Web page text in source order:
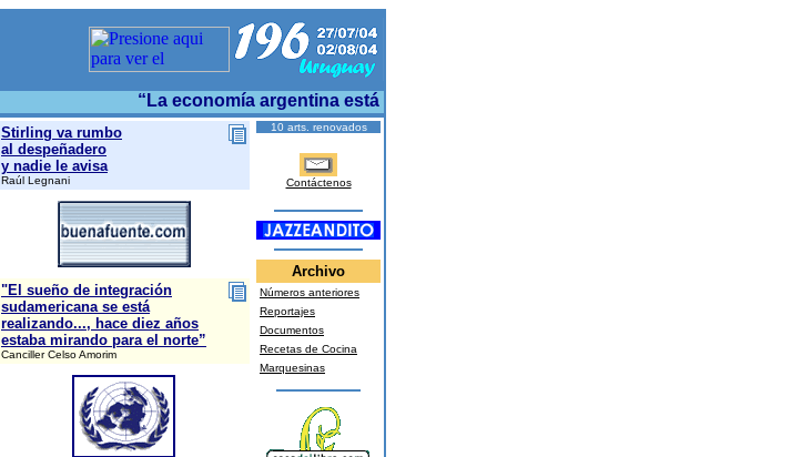
“La economía argentina está en una situación difícil y necesitamos ser
Stirling va rumbo
al despeñadero
y nadie le avisa
Raúl Legnani
"El sueño de integración
sudamericana se está
realizando..., hace diez años
estaba mirando para el norte”
Canciller Celso Amorim
10 arts. renovados
Contáctenos
Archivo
Números anteriores
Reportajes
Documentos
Recetas de Cocina
Marquesinas